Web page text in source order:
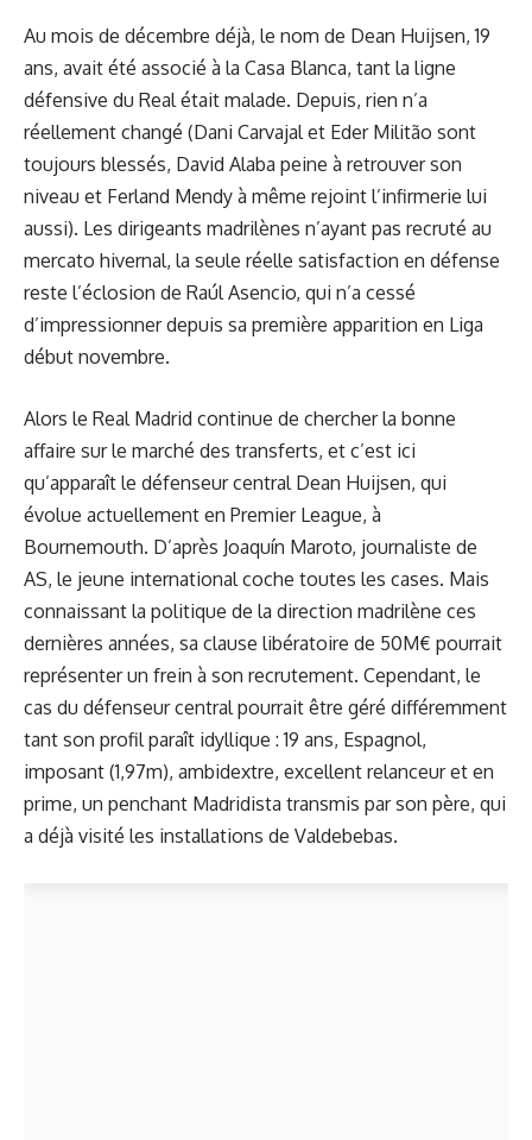
Au mois de décembre déjà, le nom de Dean Huijsen, 19
ans, avait été associé à la Casa Blanca, tant la ligne
défensive du Real était malade. Depuis, rien n’a
réellement changé (Dani Carvajal et Eder Militão sont
toujours blessés, David Alaba peine à retrouver son
niveau et Ferland Mendy à même rejoint l’infirmerie lui
aussi). Les dirigeants madrilènes n’ayant pas recruté au
mercato hivernal, la seule réelle satisfaction en défense
reste l’éclosion de Raúl Asencio, qui n’a cessé
d’impressionner depuis sa première apparition en Liga
début novembre.
Alors le Real Madrid continue de chercher la bonne
affaire sur le marché des transferts, et c’est ici
qu’apparaît le défenseur central Dean Huijsen, qui
évolue actuellement en Premier League, à
Bournemouth. D’après Joaquín Maroto, journaliste de
AS, le jeune international coche toutes les cases. Mais
connaissant la politique de la direction madrilène ces
dernières années, sa clause libératoire de 50M€ pourrait
représenter un frein à son recrutement. Cependant, le
cas du défenseur central pourrait être géré différemment
tant son profil paraît idyllique : 19 ans, Espagnol,
imposant (1,97m), ambidextre, excellent relanceur et en
prime, un penchant Madridista transmis par son père, qui
a déjà visité les installations de Valdebebas.